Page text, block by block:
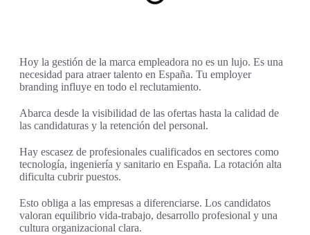
Hoy la gestión de la marca empleadora no es un lujo. Es una
necesidad para atraer talento en España. Tu employer
branding influye en todo el reclutamiento.
Abarca desde la visibilidad de las ofertas hasta la calidad de
las candidaturas y la retención del personal.
Hay escasez de profesionales cualificados en sectores como
tecnología, ingeniería y sanitario en España. La rotación alta
dificulta cubrir puestos.
Esto obliga a las empresas a diferenciarse. Los candidatos
valoran equilibrio vida-trabajo, desarrollo profesional y una
cultura organizacional clara.